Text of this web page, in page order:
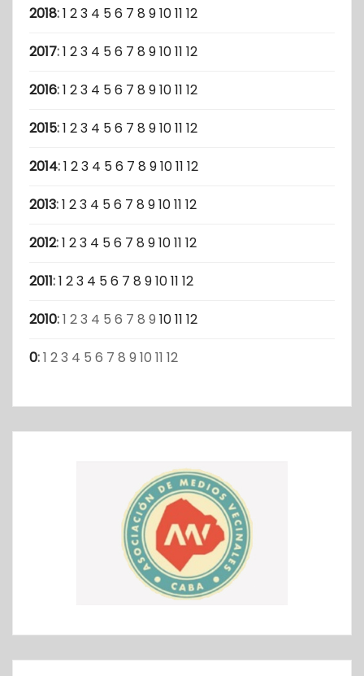
2018:1 23 4 56 7 8 91011 12
2017:1 23 4 56 7 8 91011 12
2016:1 23 4 56 7 8 91011 12
2015:1 23 4 56 7 8 91011 12
2014:1 23 4 56 7 8 91011 12
2013:1 23 4 56 7 8 91011 12
2012:1 23 4 56 7 8 91011 12
2011:1 23 4 56 7 8 91011 12
2010:1 23 4 5 6 7 8 9 1011 12
0:1 23 4 5 6 7 8 9 10 11 12